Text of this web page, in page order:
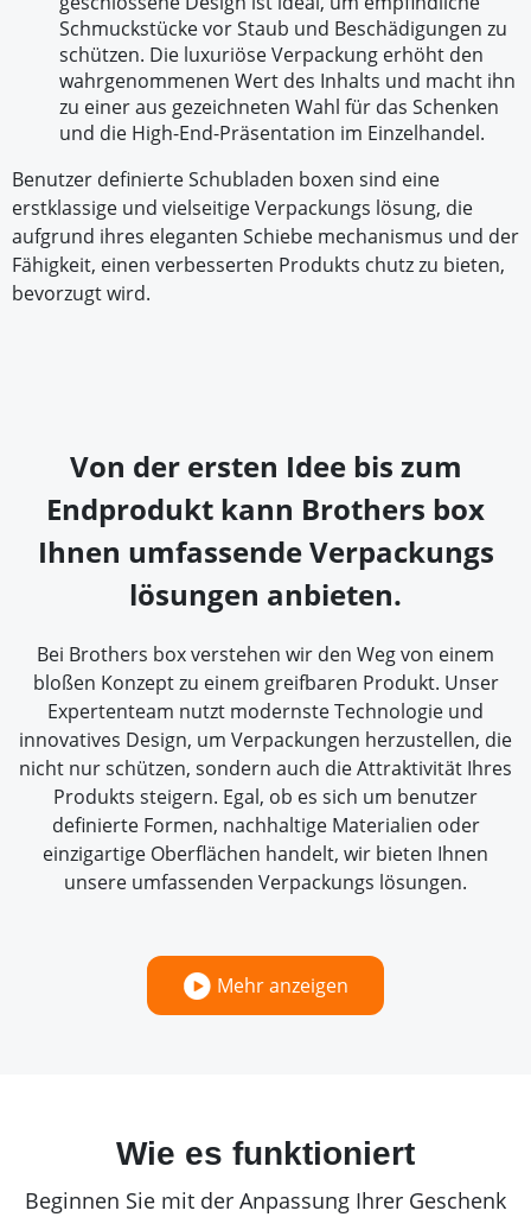
Schmuckstücke vor Staub und Beschädigungen zu
schützen. Die luxuriöse Verpackung erhöht den
wahrgenommenen Wert des Inhalts und macht ihn
zu einer aus gezeichneten Wahl für das Schenken
und die High-End-Präsentation im Einzelhandel.
Benutzer definierte Schubladen boxen sind eine
erstklassige und vielseitige Verpackungs lösung, die
aufgrund ihres eleganten Schiebe mechanismus und der
Fähigkeit, einen verbesserten Produkts chutz zu bieten,
bevorzugt wird.
Von der ersten Idee bis zum
Endprodukt kann Brothers box
Ihnen umfassende Verpackungs
lösungen anbieten.
Bei Brothers box verstehen wir den Weg von einem
bloßen Konzept zu einem greifbaren Produkt. Unser
Expertenteam nutzt modernste Technologie und
innovatives Design, um Verpackungen herzustellen, die
nicht nur schützen, sondern auch die Attraktivität Ihres
Produkts steigern. Egal, ob es sich um benutzer
definierte Formen, nachhaltige Materialien oder
einzigartige Oberflächen handelt, wir bieten Ihnen
unsere umfassenden Verpackungs lösungen.
Mehr anzeigen
Wie es funktioniert
Beginnen Sie mit der Anpassung Ihrer Geschenk